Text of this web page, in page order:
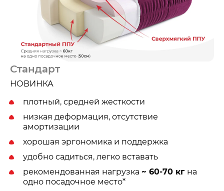
Стандарт
НОВИНКА
плотный, средней жесткости
низкая деформация, отсутствие
амортизации
хорошая эргономика и поддержка
удобно садиться, легко вставать
рекомендованная нагрузка ~ 60-70 кг на
одно посадочное место*